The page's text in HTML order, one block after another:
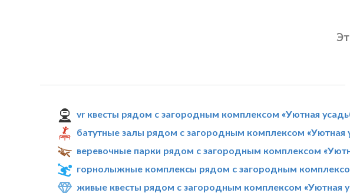
vr квесты рядом с загородным комплексом «Уютная
батутные залы рядом с загородным комплексом «Уютная
веревочные парки рядом с загородным комплексом
горнолыжные комплексы рядом с загородным
живые квесты рядом с загородным комплексом «Уютная